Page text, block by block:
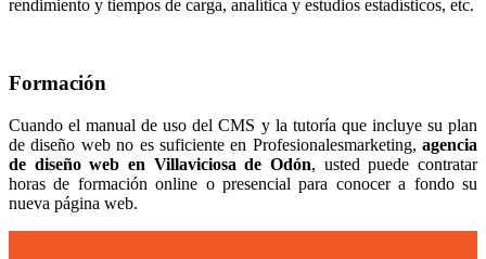
rendimiento y tiempos de carga, analítica y estudios estadísticos, etc.
Formación
Cuando el manual de uso del CMS y la tutoría que incluye su plan
de diseño web no es suficiente en Profesionalesmarketing, agencia
de diseño web en Villaviciosa de Odón, usted puede contratar
horas de formación online o presencial para conocer a fondo su
nueva página web.